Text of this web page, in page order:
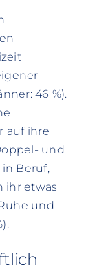
46 %).
auf ihre
und
Beruf,
ihr etwas
und